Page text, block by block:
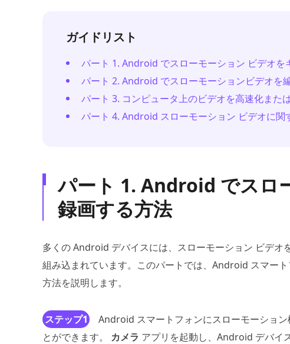
ガイドリスト
パート 1. Android でスローモーション ビデオを
パート 2. Android でスローモーションビデオを
パート 3. コンピュータ上のビデオを高速化また
パート 4. Android スローモーション ビデオに関
パート 1. Android でスロ
録画する方法
多くの Android デバイスには、スローモーション ビデ
組み込まれています。このパートでは、Android スマー
方法を説明します。
ステップ1
Android スマートフォンにスローモーショ
とができます。 カメラ アプリを起動し、Android デバイ